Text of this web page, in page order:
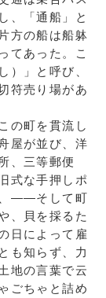
、「通船」と
方の船は船躰
てあった。こ
）」と呼び、
符売り場があ
の町を貫流し
屋が並び、洋
、三等郵便
式な手押しポ
、――そして町
、貝を採るた
日によって雇
も知らず、力
地の言葉で云
ごちゃと詰め